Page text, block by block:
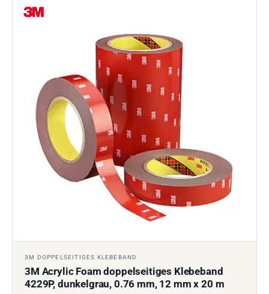
3M DOPPELSEITIGES KLEBEBAND
3M Acrylic Foam doppelseitiges Klebeband
4229P, dunkelgrau, 0.76 mm, 12 mm x 20 m